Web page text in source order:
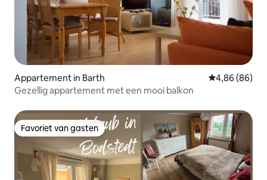
Appartement in Barth Gemiddelde
4,86 (86)
Gezellig appartement met een mooi balkon
Favoriet van gasten
Favoriet van gasten